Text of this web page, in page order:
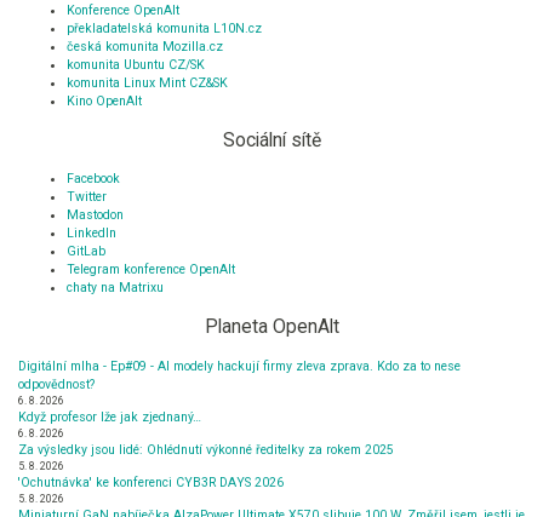
Konference OpenAlt
překladatelská komunita L10N.cz
česká komunita Mozilla.cz
komunita Ubuntu CZ/SK
komunita Linux Mint CZ&SK
Kino OpenAlt
Sociální sítě
Facebook
Twitter
Mastodon
LinkedIn
GitLab
Telegram konference OpenAlt
chaty na Matrixu
Planeta OpenAlt
Digitální mlha - Ep#09 - AI modely hackují firmy zleva zprava. Kdo za to nese
odpovědnost?
6. 8. 2026
Když profesor lže jak zjednaný…
6. 8. 2026
Za výsledky jsou lidé: Ohlédnutí výkonné ředitelky za rokem 2025
5. 8. 2026
'Ochutnávka' ke konferenci CYB3R DAYS 2026
5. 8. 2026